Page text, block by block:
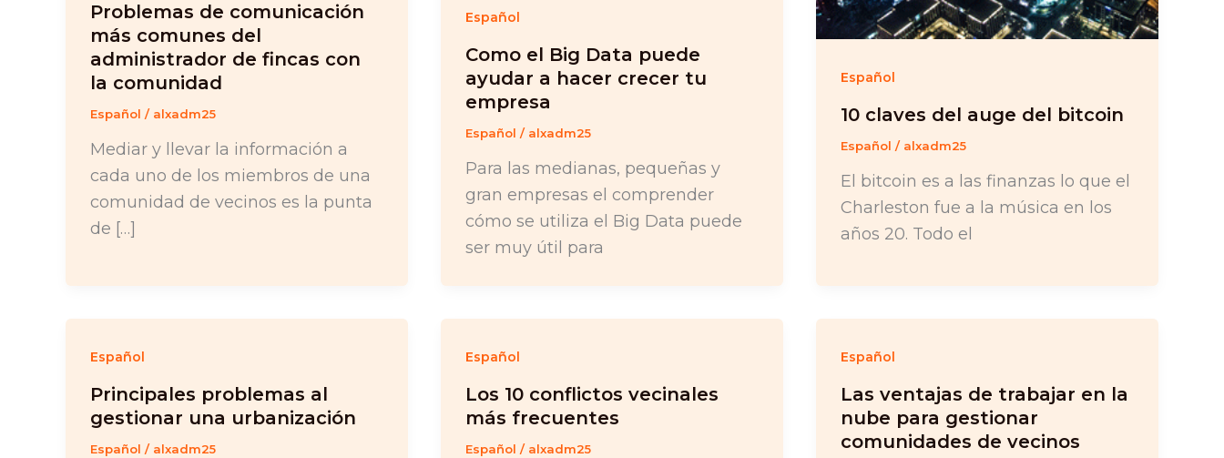
Problemas de comunicación
más comunes del
administrador de fincas con
la comunidad
Español / alxadm25
Mediar y llevar la información a
cada uno de los miembros de una
comunidad de vecinos es la punta
de […]
Español
Como el Big Data puede
ayudar a hacer crecer tu
empresa
Español / alxadm25
Para las medianas, pequeñas y
gran empresas el comprender
cómo se utiliza el Big Data puede
ser muy útil para
Español
10 claves del auge del bitcoin
Español / alxadm25
El bitcoin es a las finanzas lo que el
Charleston fue a la música en los
años 20. Todo el
Español
Principales problemas al
gestionar una urbanización
Español / alxadm25
Español
Los 10 conflictos vecinales
más frecuentes
Español / alxadm25
Español
Las ventajas de trabajar en la
nube para gestionar
comunidades de vecinos